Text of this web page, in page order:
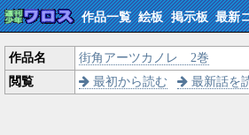
作品一覧 絵板 掲示板 最新
作品名
街角アーツカノレ 2巻
閲覧
最初から読む 最新話を